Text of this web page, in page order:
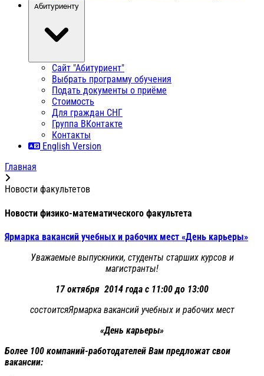
Абитуриенту
Сайт "Абитуриент"
Выбрать программу обучения
Подать документы о приёме
Стоимость
Для граждан СНГ
Группа ВКонтакте
Контакты
English Version
Главная
Новости факультетов
Новости физико-математического факультета
Ярмарка вакансий учебных и рабочих мест «День карьеры»
Уважаемые выпускники, студенты старших курсов и
магистранты!
17 октября 2014 года с 11:00 до 13:00
состоитсяЯрмарка вакансий учебных и рабочих мест
«День карьеры»
Более 100 компаний-работодателей Вам предложат свои
вакансии: